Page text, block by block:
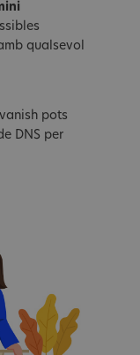
qualsevol
pots
DNS per